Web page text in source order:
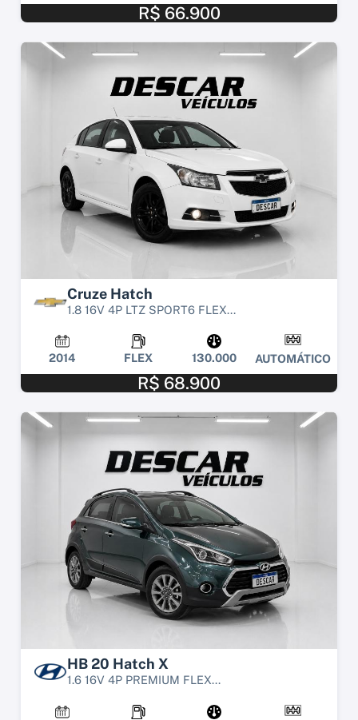
R$ 66.900
Cruze Hatch
1.8 16V 4P LTZ SPORT6 FLEX...
2014 FLEX 130.000 AUTOMÁTICO
R$ 68.900
HB 20 Hatch X
1.6 16V 4P PREMIUM FLEX...